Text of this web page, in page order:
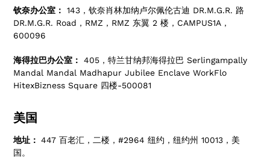
钦奈办公室：
143，钦奈肖林加纳卢尔佩伦古迪 DR.M.G.R. 路
DR.M.G.R. Road，RMZ，RMZ 东翼 2 楼，CAMPUS1A，
600096
海得拉巴办公室：
405，特兰甘纳邦海得拉巴 Serlingampally
Mandal Mandal Madhapur Jubilee Enclave WorkFlo
HitexBizness Square 四楼-500081
美国
地址：447 百老汇，二楼，#2964 纽约，纽约州 10013，美
国。